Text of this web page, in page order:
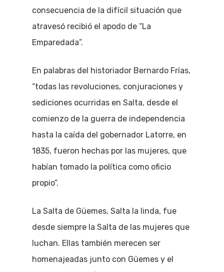
consecuencia de la difícil situación que
atravesó recibió el apodo de “La
Emparedada”.
En palabras del historiador Bernardo Frías,
“todas las revoluciones, conjuraciones y
sediciones ocurridas en Salta, desde el
comienzo de la guerra de independencia
hasta la caída del gobernador Latorre, en
1835, fueron hechas por las mujeres, que
habían tomado la política como oficio
propio”.
La Salta de Güemes, Salta la linda, fue
desde siempre la Salta de las mujeres que
luchan. Ellas también merecen ser
homenajeadas junto con Güemes y el